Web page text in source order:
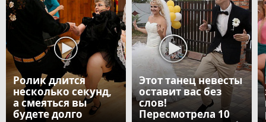
Ролик длится
несколько секунд,
а смеяться вы
будете долго
Этот танец невесты
оставит вас без
слов!
Пересмотрела 10